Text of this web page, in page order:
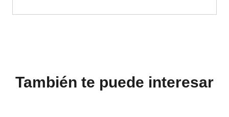
También te puede interesar